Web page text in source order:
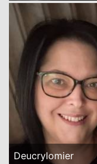
Deucrylomier